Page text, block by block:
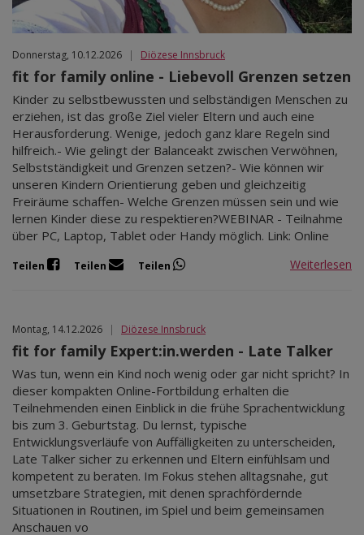
Donnerstag, 10.12.2026 | Diözese Innsbruck
fit for family online - Liebevoll Grenzen setzen
Kinder zu selbstbewussten und selbständigen Menschen zu
erziehen, ist das große Ziel vieler Eltern und auch eine
Herausforderung. Wenige, jedoch ganz klare Regeln sind
hilfreich.- Wie gelingt der Balanceakt zwischen Verwöhnen,
Selbstständigkeit und Grenzen setzen?- Wie können wir
unseren Kindern Orientierung geben und gleichzeitig
Freiräume schaffen- Welche Grenzen müssen sein und wie
lernen Kinder diese zu respektieren?WEBINAR - Teilnahme
über PC, Laptop, Tablet oder Handy möglich. Link: Online
Teilen Teilen Teilen Weiterlesen
Montag, 14.12.2026 | Diözese Innsbruck
fit for family Expert:in.werden - Late Talker
Was tun, wenn ein Kind noch wenig oder gar nicht spricht? In
dieser kompakten Online-Fortbildung erhalten die
Teilnehmenden einen Einblick in die frühe Sprachentwicklung
bis zum 3. Geburtstag. Du lernst, typische
Entwicklungsverläufe von Auffälligkeiten zu unterscheiden,
Late Talker sicher zu erkennen und Eltern einfühlsam und
kompetent zu beraten. Im Fokus stehen alltagsnahe, gut
umsetzbare Strategien, mit denen sprachfördernde
Situationen in Routinen, im Spiel und beim gemeinsamen
Anschauen vo